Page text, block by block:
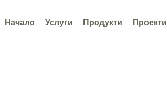
Начало Услуги Продукти Проекти